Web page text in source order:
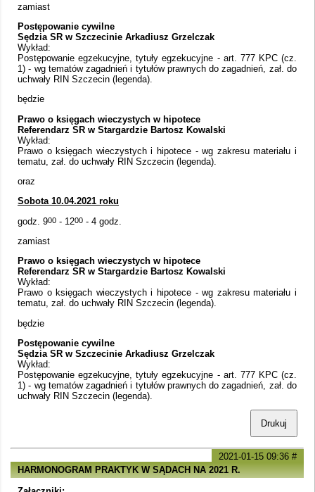
zamiast
Postępowanie cywilne
Sędzia SR w Szczecinie Arkadiusz Grzelczak
Wykład:
Postępowanie egzekucyjne, tytuły egzekucyjne - art. 777 KPC (cz.
1) - wg tematów zagadnień i tytułów prawnych do zagadnień, zał. do
uchwały RIN Szczecin (legenda).
będzie
Prawo o księgach wieczystych w hipotece
Referendarz SR w Stargardzie Bartosz Kowalski
Wykład:
Prawo o księgach wieczystych i hipotece - wg zakresu materiału i
tematu, zał. do uchwały RIN Szczecin (legenda).
oraz
Sobota 10.04.2021 roku
godz. 900 - 1200 - 4 godz.
zamiast
Prawo o księgach wieczystych w hipotece
Referendarz SR w Stargardzie Bartosz Kowalski
Wykład:
Prawo o księgach wieczystych i hipotece - wg zakresu materiału i
tematu, zał. do uchwały RIN Szczecin (legenda).
będzie
Postępowanie cywilne
Sędzia SR w Szczecinie Arkadiusz Grzelczak
Wykład:
Postępowanie egzekucyjne, tytuły egzekucyjne - art. 777 KPC (cz.
1) - wg tematów zagadnień i tytułów prawnych do zagadnień, zał. do
uchwały RIN Szczecin (legenda).
Drukuj
2021-01-15 09:36 #
HARMONOGRAM PRAKTYK W SĄDACH NA 2021 R.